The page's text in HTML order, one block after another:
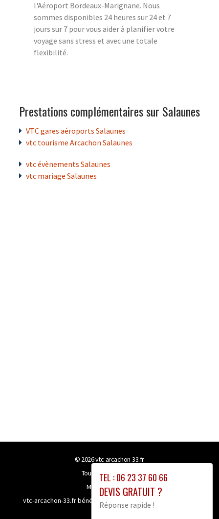
l'Aéroport Bordeaux-Marignane. Nous
sommes disponibles 24 heures sur 24 et 7
jours sur 7 pour vous aider à planifier votre
voyage sans stress et avec une totale
flexibilité.
Prestations complémentaires sur Salaunes
VTC gares aéroports Salaunes
vtc tourisme Arcachon Salaunes
vtc évènements Salaunes
vtc mariage Salaunes
TEL : 06 23 37 60 66
DEVIS GRATUIT ?
Réponse rapide !
© 2026vtc-arcachon-33.fr
Tous droits réservés
Mentions légales
vtc-arcachon-33.fr bénéficie de la technologie